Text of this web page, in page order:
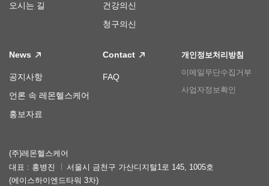
오시는 길
건강의신
청구의신
News
공지사항
언론 속 레몬헬스케어
홍보자료
Contact
FAQ
개인정보처리방침
이메일무단수집거부
사업자정보확인
(주)레몬헬스케어
대표 : 홍병진
서울시 금천구 가산디지털1로 145, 1005호
(에이스하이엔드타워 3차)